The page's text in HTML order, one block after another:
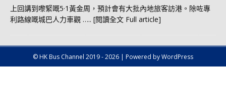
上回講到嚟緊嘅5·1黃金周，預計會有大批內地旅客訪港。除咗專
利路線嘅城巴人力車觀 ….. [閱讀全文 Full article]
© HK Bus Channel 2019 - 2026 | Powered by WordPress